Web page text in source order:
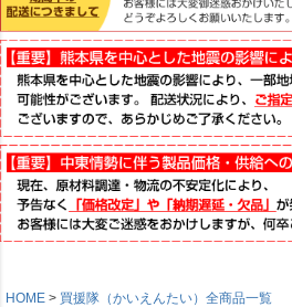
HOME
買援隊（かいえんたい）全商品一覧